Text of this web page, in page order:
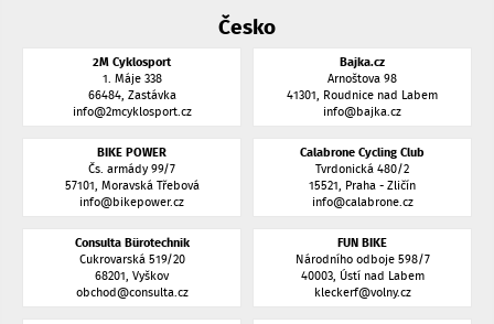
Česko
2M Cyklosport
1. Máje 338
66484, Zastávka
info@2mcyklosport.cz
Bajka.cz
Arnoštova 98
41301, Roudnice nad Labem
info@bajka.cz
BIKE POWER
Čs. armády 99/7
57101, Moravská Třebová
info@bikepower.cz
Calabrone Cycling Club
Tvrdonická 480/2
15521, Praha - Zličín
info@calabrone.cz
Consulta Bürotechnik
Cukrovarská 519/20
68201, Vyškov
obchod@consulta.cz
FUN BIKE
Národního odboje 598/7
40003, Ústí nad Labem
kleckerf@volny.cz